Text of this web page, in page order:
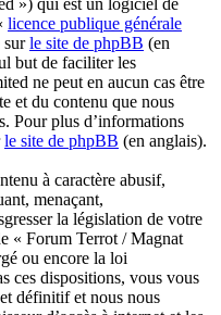
licence publique générale
surle site de phpBB (en
but de faciliter les
ne peut en aucun cas être
et du contenu que nous
Pour plus d’informations
le site de phpBB (en anglais).
à caractère abusif,
menaçant,
la législation de votre
« Forum Terrot / Magnat
ou encore la loi
ces dispositions, vous vous
définitif et nous nous